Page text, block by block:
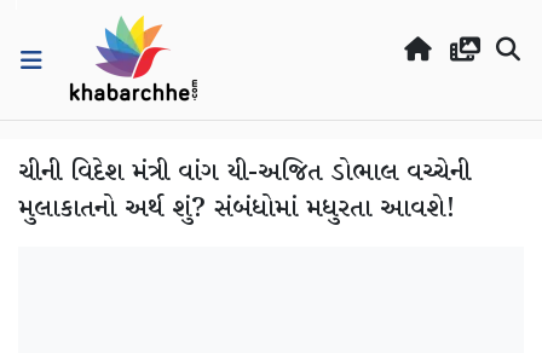
ચીની વિદેશ મંત્રી વાંગ યી-અજિત ડોભાલ વચ્ચેની
મુલાકાતનો અર્થ શું? સંબંધોમાં મધુરતા આવશે!